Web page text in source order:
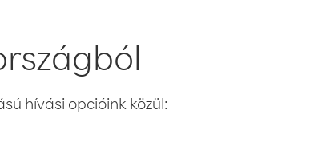
hívási opcióink közül: